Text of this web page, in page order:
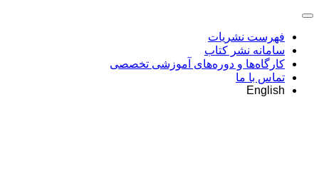
فهرست نشریات
سامانه نشر کتاب
کارگاه‌ها و دوره‌های آموزشی تخصصی
تماس با ما
English